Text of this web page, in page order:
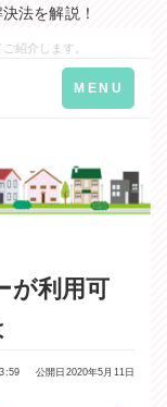
法を解説！
紹介します。
Toggle
navigation
MENU
が利用可
公開日2020年5月11日